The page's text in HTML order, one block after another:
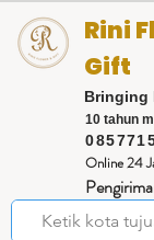
Rini
Gift
Bringing
Online 24
10 tahun